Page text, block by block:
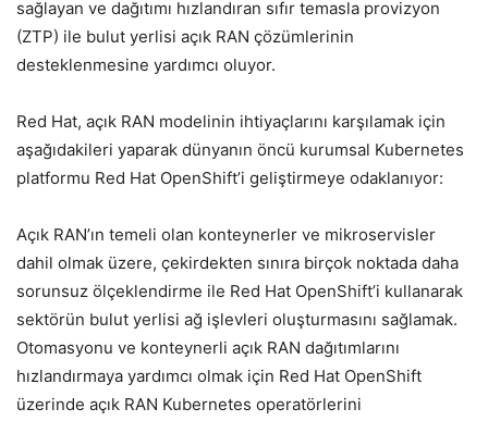
sağlayan ve dağıtımı hızlandıran sıfır temasla provizyon
(ZTP) ile bulut yerlisi açık RAN çözümlerinin
desteklenmesine yardımcı oluyor.
Red Hat, açık RAN modelinin ihtiyaçlarını karşılamak için
aşağıdakileri yaparak dünyanın öncü kurumsal Kubernetes
platformu Red Hat OpenShift’i geliştirmeye odaklanıyor:
Açık RAN’ın temeli olan konteynerler ve mikroservisler
dahil olmak üzere, çekirdekten sınıra birçok noktada daha
sorunsuz ölçeklendirme ile Red Hat OpenShift’i kullanarak
sektörün bulut yerlisi ağ işlevleri oluşturmasını sağlamak.
Otomasyonu ve konteynerli açık RAN dağıtımlarını
hızlandırmaya yardımcı olmak için Red Hat OpenShift
üzerinde açık RAN Kubernetes operatörlerini